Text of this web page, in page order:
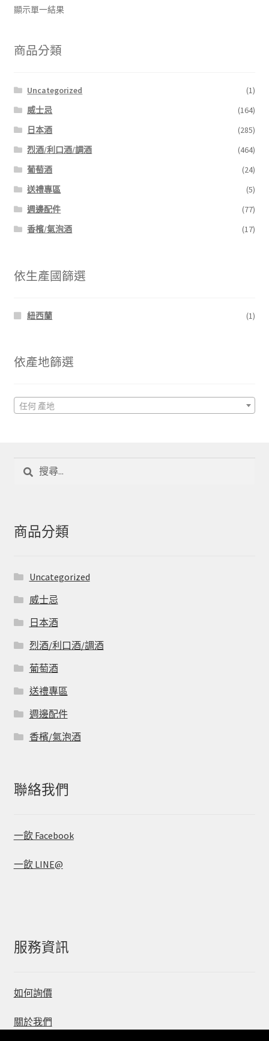
顯示單一結果
商品分類
Uncategorized
(1)
威士忌
(164)
日本酒
(285)
烈酒/利口酒/調酒
(464)
葡萄酒
(24)
送禮專區
(5)
週邊配件
(77)
香檳/氣泡酒
(17)
依生產國篩選
紐西蘭 (1)
依產地篩選
任何 產地
字:
商品分類
Uncategorized
威士忌
日本酒
烈酒/利口酒/調酒
葡萄酒
送禮專區
週邊配件
香檳/氣泡酒
聯絡我們
一飲 Facebook
一飲 LINE@
服務資訊
如何詢價
關於我們